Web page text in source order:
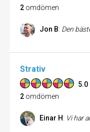
2 omdömen
Jon B: Den bäste
Strativ
5.0
2 omdömen
Einar H: Vi har arbetat med Strativ i snart två år i